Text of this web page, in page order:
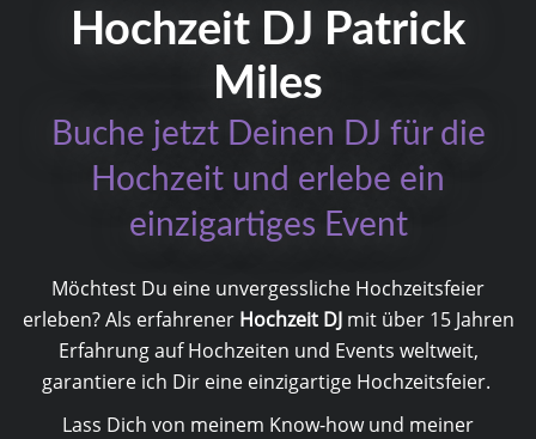
Hochzeit DJ Patrick
Miles
Buche jetzt Deinen DJ für die
Hochzeit und erlebe ein
einzigartiges Event
Möchtest Du eine unvergessliche Hochzeitsfeier
erleben? Als erfahrener Hochzeit DJmit über 15 Jahren
Erfahrung auf Hochzeiten und Events weltweit,
garantiere ich Dir eine einzigartige Hochzeitsfeier.
Lass Dich von meinem Know-how und meiner